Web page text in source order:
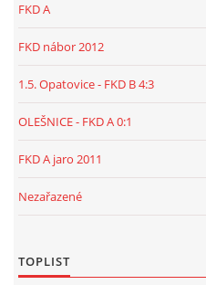
FKD A
FKD nábor 2012
1.5. Opatovice - FKD B 4:3
OLEŠNICE - FKD A 0:1
FKD A jaro 2011
Nezařazené
TOPLIST